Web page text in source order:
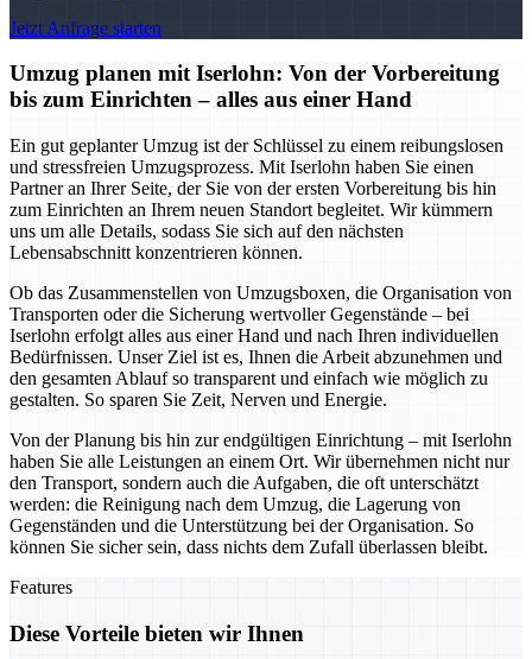
Jetzt Anfrage starten
Umzug planen mit Iserlohn: Von der Vorbereitung
bis zum Einrichten – alles aus einer Hand
Ein gut geplanter Umzug ist der Schlüssel zu einem reibungslosen
und stressfreien Umzugsprozess. Mit Iserlohn haben Sie einen
Partner an Ihrer Seite, der Sie von der ersten Vorbereitung bis hin
zum Einrichten an Ihrem neuen Standort begleitet. Wir kümmern
uns um alle Details, sodass Sie sich auf den nächsten
Lebensabschnitt konzentrieren können.
Ob das Zusammenstellen von Umzugsboxen, die Organisation von
Transporten oder die Sicherung wertvoller Gegenstände – bei
Iserlohn erfolgt alles aus einer Hand und nach Ihren individuellen
Bedürfnissen. Unser Ziel ist es, Ihnen die Arbeit abzunehmen und
den gesamten Ablauf so transparent und einfach wie möglich zu
gestalten. So sparen Sie Zeit, Nerven und Energie.
Von der Planung bis hin zur endgültigen Einrichtung – mit Iserlohn
haben Sie alle Leistungen an einem Ort. Wir übernehmen nicht nur
den Transport, sondern auch die Aufgaben, die oft unterschätzt
werden: die Reinigung nach dem Umzug, die Lagerung von
Gegenständen und die Unterstützung bei der Organisation. So
können Sie sicher sein, dass nichts dem Zufall überlassen bleibt.
Features
Diese Vorteile bieten wir Ihnen